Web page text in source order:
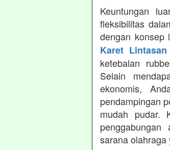
Keuntungan
fleksibilitas
dengan konsep
Karet
ketebalan
Selain
ekonomis,
pendampingan
mudah pudar.
sarana olahraga